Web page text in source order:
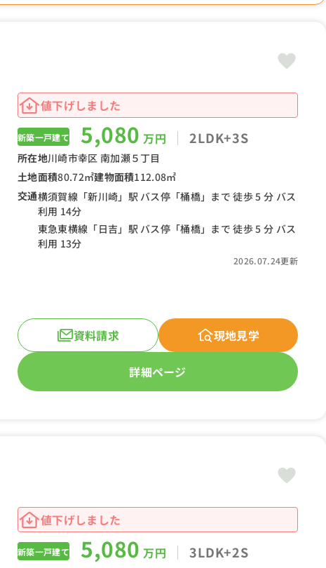
値下げしました
新築一戸建て 5,080 万円 2LDK+3S
所在地川崎市幸区 南加瀬５丁目
土地面積80.72㎡建物面積112.08㎡
交通横須賀線「新川崎」駅 バス停「桶橋」まで 徒歩 5 分 バス
利用 14分
東急東横線「日吉」駅 バス停「桶橋」まで 徒歩 5 分 バス
利用 13分
2026.07.24更新
資料請求 現地見学
詳細ページ
値下げしました
新築一戸建て 5,080 万円 3LDK+2S